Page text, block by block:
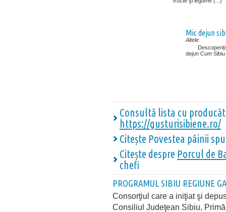
Mic dejun
Altele
Descoperiți
dejun Cum
Consultă lista cu
https://gusturisibiene.ro/
Citește Povestea pâinii
Citește despre Porcul de
chefi
PROGRAMUL SIBIU REGIUNE
Consorţiul care a iniţiat şi
Consiliul Judeţean Sibiu,